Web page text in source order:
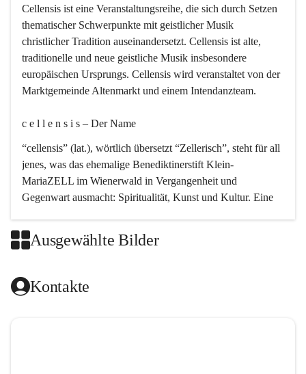
Cellensis ist eine Veranstaltungsreihe, die sich durch Setzen
thematischer Schwerpunkte mit geistlicher Musik
christlicher Tradition auseinandersetzt. Cellensis ist alte,
traditionelle und neue geistliche Musik insbesondere
europäischen Ursprungs. Cellensis wird veranstaltet von der
Marktgemeinde Altenmarkt und einem Intendanzteam.
c e l l e n s i s – Der Name
“cellensis” (lat.), wörtlich übersetzt “Zellerisch”, steht für all
jenes, was das ehemalige Benediktinerstift Klein-
MariaZELL im Wienerwald in Vergangenheit und
Gegenwart ausmacht: Spiritualität, Kunst und Kultur. Eine
Kirchenmusik, dem kunstvollen Lob Gottes.
Das kirchenmusikalische Festival Cellensis wird seit dem
Ausgewählte Bilder
Kontakte